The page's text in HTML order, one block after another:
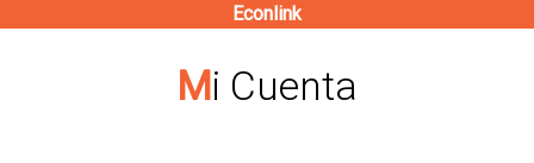
contenido
Econlink
Mi Cuenta